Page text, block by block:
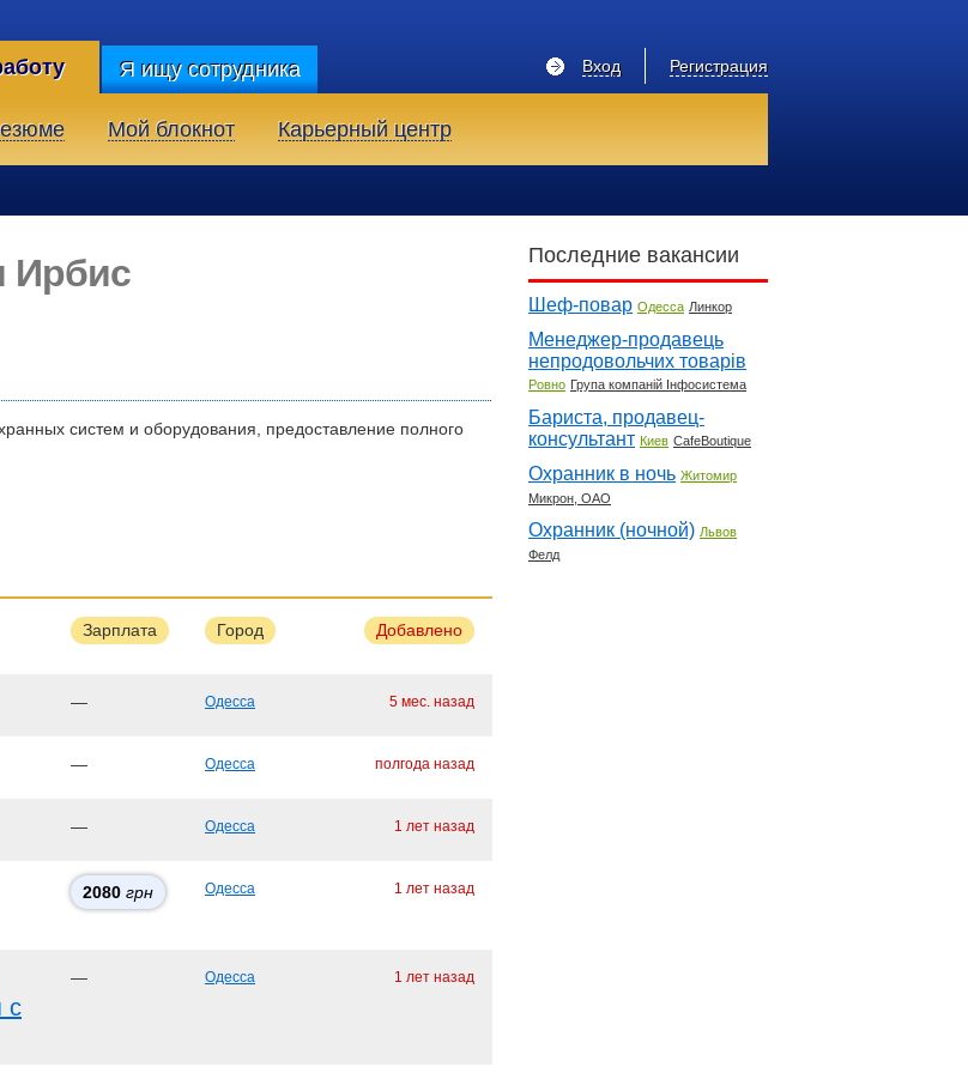
Я ищу сотрудника Регистрация
Вход
Мой блокнот Карьерный центр
Ирбис
систем и оборудования, предоставление полного
Зарплата Город Добавлено
— Одесса 5 мес. назад
— Одесса полгода назад
— Одесса 1 лет назад
2080 грн Одесса 1 лет назад
с
— Одесса 1 лет назад
Последние вакансии
Шеф-повар Одесса Линкор
Менеджер-продавець
непродовольчих товарів
Ровно Група компаній Інфосистема
Бариста, продавец-
консультант Киев CafeBoutique
Охранник в ночь Житомир
Микрон, ОАО
Охранник (ночной) Львов
Фелд